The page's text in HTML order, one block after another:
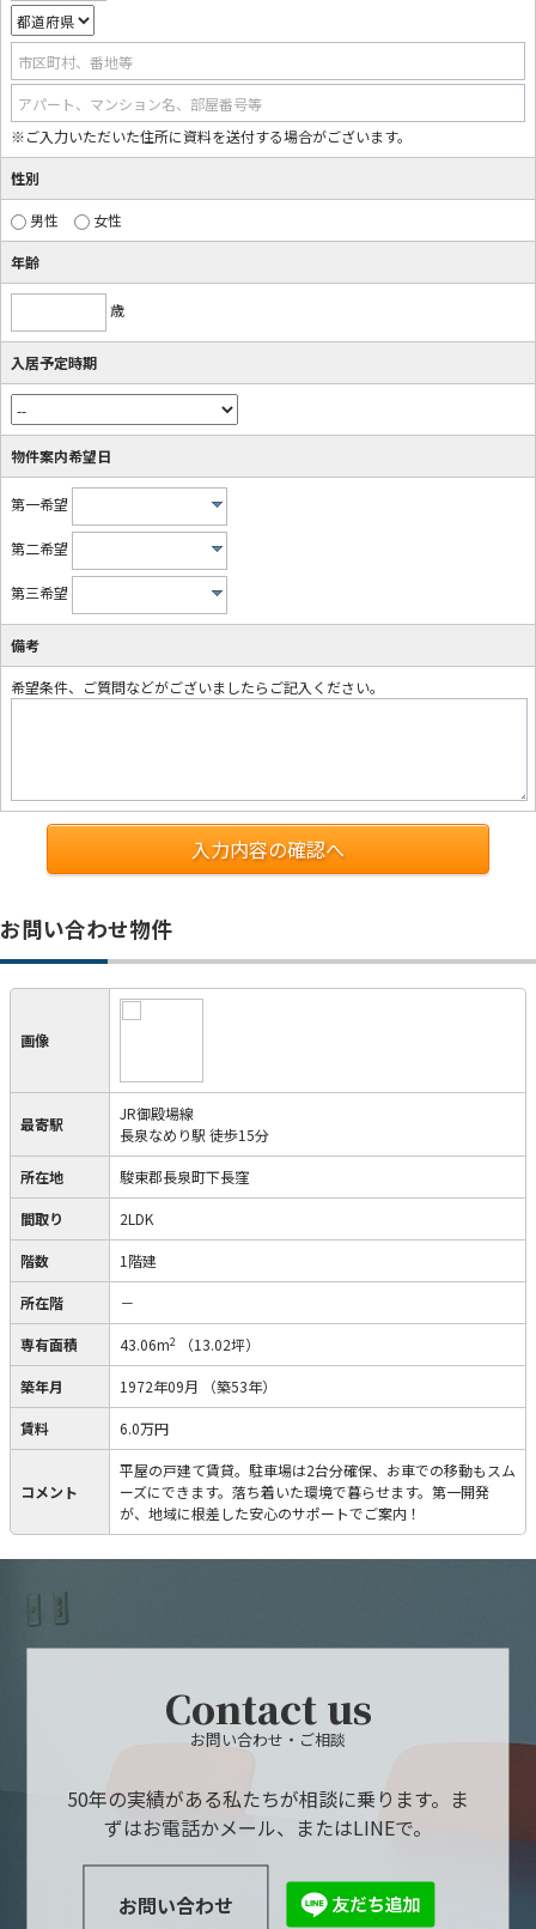
市区町村、番地等
アパート、マンション名、部屋番号等
※ご入力いただいた住所に資料を送付する場合がございます。
性別
男性 女性
年齢
歳
入居予定時期
物件案内希望日
第一希望
第二希望
第三希望
備考
希望条件、ご質問などがございましたらご記入ください。
入力内容の確認へ
お問い合わせ物件
画像
最寄駅
JR御殿場線
長泉なめり駅 徒歩15分
所在地 駿東郡長泉町下長窪
間取り 2LDK
階数 1階建
所在階 －
専有面積 43.06m2 （13.02坪）
築年月 1972年09月 （築53年）
賃料 6.0万円
コメント
平屋の戸建て賃貸。駐車場は2台分確保、お車での移動もスム
ーズにできます。落ち着いた環境で暮らせます。第一開発
が、地域に根差した安心のサポートでご案内！
Contact us
お問い合わせ・ご相談
50年の実績がある私たちが相談に乗ります。ま
ずはお電話かメール、またはLINEで。
お問い合わせ